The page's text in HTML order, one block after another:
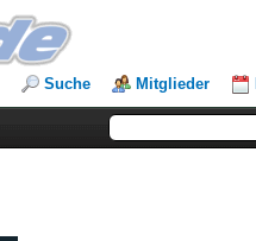
Suche Mitglieder